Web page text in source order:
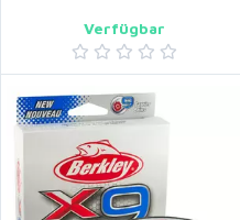
Verfügbar